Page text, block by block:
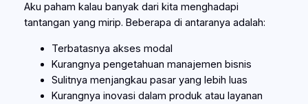
Aku paham kalau banyak dari kita menghadapi
tantangan yang mirip. Beberapa di antaranya adalah:
Terbatasnya akses modal
Kurangnya pengetahuan manajemen bisnis
Sulitnya menjangkau pasar yang lebih luas
Kurangnya inovasi dalam produk atau layanan